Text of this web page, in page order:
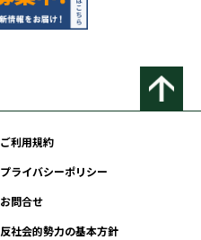
ご利用規約
プライバシーポリシー
お問合せ
反社会的勢力の基本方針